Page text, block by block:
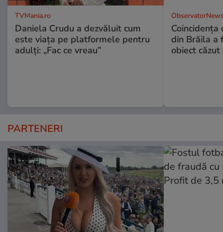
TVMania.ro
Daniela Crudu a dezvăluit cum
este viața pe platformele pentru
adulți: „Fac ce vreau”
Coincidența
din Brăila a
obiect căzut
PARTENERI